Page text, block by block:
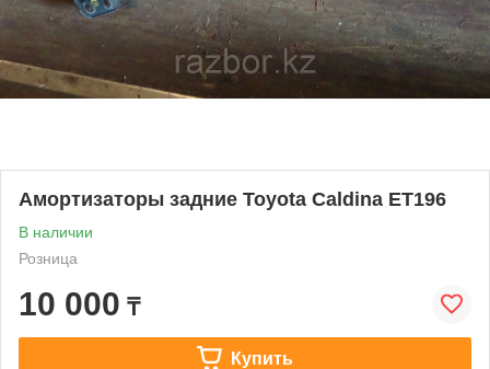
Амортизаторы задние Toyota Caldina ET196
В наличии
Розница
10 000 ₸
Купить